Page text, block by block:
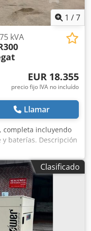
1 /7
kVA
EUR 18.355
precio fijo IVA no incluído
Llamar
completa incluyendo
baterías. Descripción
Ricardo Motor
275 kVA / 220 kW
Motor: Kofo Ricardo
por agua Conexión:
400/230 V incluyendo
cargador de batería,
de agua de
AMF8,
Clasificado